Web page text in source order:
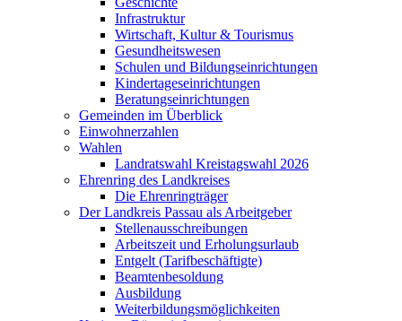
Infrastruktur
Wirtschaft, Kultur & Tourismus
Gesundheitswesen
Schulen und Bildungseinrichtungen
Kindertageseinrichtungen
Beratungseinrichtungen
Gemeinden im Überblick
Einwohnerzahlen
Wahlen
Landratswahl Kreistagswahl 2026
Ehrenring des Landkreises
Die Ehrenringträger
Der Landkreis Passau als Arbeitgeber
Stellenausschreibungen
Arbeitszeit und Erholungsurlaub
Entgelt (Tarifbeschäftigte)
Beamtenbesoldung
Ausbildung
Weiterbildungsmöglichkeiten